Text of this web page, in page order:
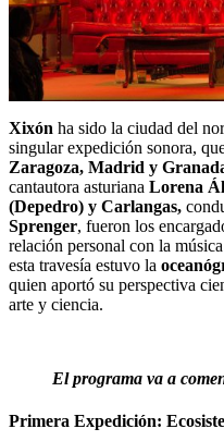
Xixón ha sido la ciudad del
singular expedición sonora,
Zaragoza, Madrid y
cantautora asturiana Lorena
(Depedro) y Carlangas,
Sprenger, fueron los
relación personal con la
esta travesía estuvo la
quien aportó su perspectiva
arte y ciencia.
El programa va a
Primera Expedición: